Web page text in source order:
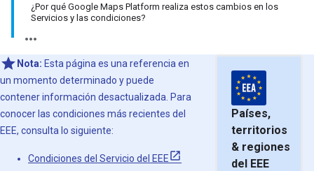
¿Por qué Google Maps Platform realiza estos cambios en los
Servicios y las condiciones?
Países,
territorios
& regiones
del EEE
Nota: Esta página es una referencia en
un momento determinado y puede
contener información desactualizada. Para
conocer las condiciones más recientes del
EEE, consulta lo siguiente:
Condiciones del Servicio del EEE